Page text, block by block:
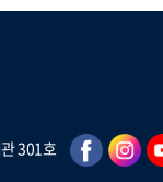
관 301호